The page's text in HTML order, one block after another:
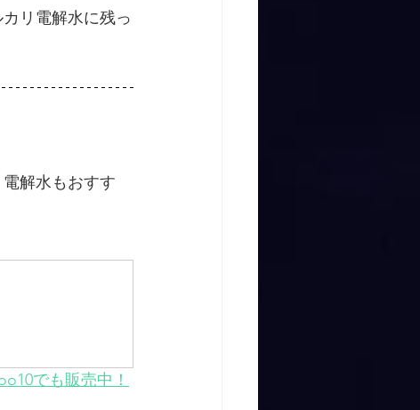
リ電解水に残っ
解水もおすす
でも販売中！